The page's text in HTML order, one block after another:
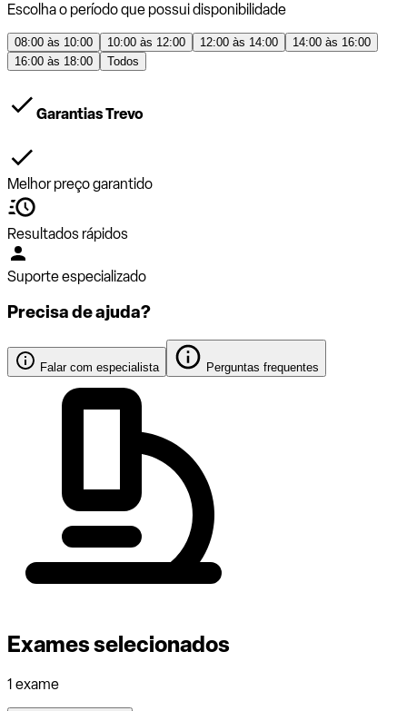
Escolha o período que possui disponibilidade
08:00 às 10:00 10:00 às 12:00 12:00 às 14:00
14:00 às 16:00
16:00 às 18:00
Todos
Garantias Trevo
Melhor preço garantido
Resultados rápidos
Suporte especializado
Precisa de ajuda?
Falar com especialista Perguntas frequentes
Exames selecionados
1 exame